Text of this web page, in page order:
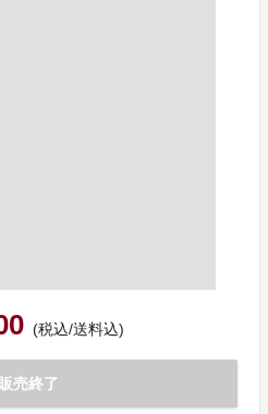
(税込/送料込)
販売終了